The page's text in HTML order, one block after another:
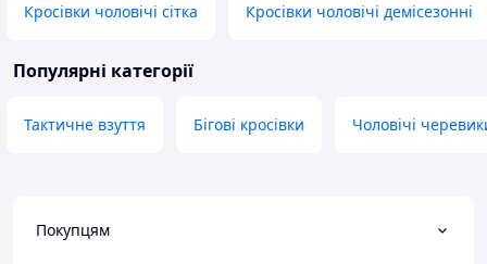
Кросівки чоловічі сітка Кросівки чоловічі демісезонні
Популярні категорії
Тактичне взуття Бігові кросівки Чоловічі
Покупцям